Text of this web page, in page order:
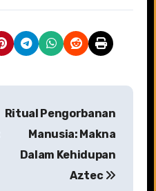
Ritual Pengorbanan
Manusia: Makna
Dalam Kehidupan
Aztec